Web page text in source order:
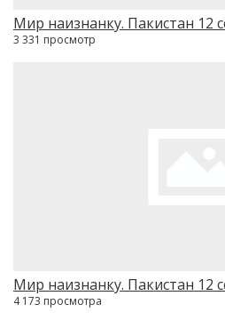
Мир наизнанку. Пакистан 12
3 331 просмотр
Мир наизнанку. Пакистан 12
4 173 просмотра